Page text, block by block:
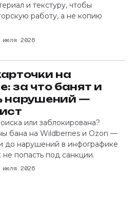
и текстуру, чтобы
работу, а не копию
июля 2026
на
за что банят и
нарушений —
или заблокирована?
бана на Wildberries и Ozon —
до нарушений в инфографике
попасть под санкции.
июля 2026